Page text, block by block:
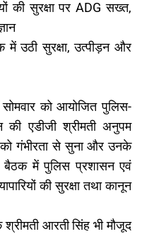
की सुरक्षा पर ADG सख्त,
उठी सुरक्षा, उत्पीड़न और
को आयोजित पुलिस-
की एडीजी श्रीमती अनुपम
को गंभीरता से सुना और उनके
बैठक में पुलिस प्रशासन एवं
की सुरक्षा तथा कानून
आरती सिंह भी मौजूद